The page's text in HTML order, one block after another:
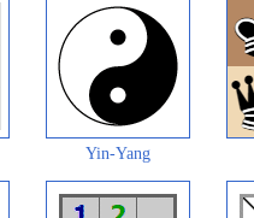
Yin-Yang